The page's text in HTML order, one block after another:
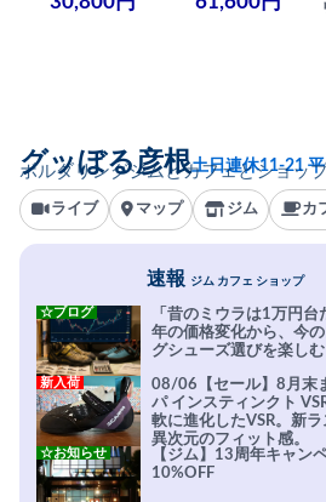
ボルダリングジムとカフェとショッ
グッぼる彦根土日連休11-21
ライブ マップ ジム カ
速報 ジム カフェ ショップ
「昔のミウラは1万円台
年の価格変化から、今
グシューズ選びを楽しむ
☆ブログ
08/06【セール】8月末
パ インスティンクト
軟に進化したVSR。新
異次元のフィット感。
新入荷
【ジム】13周年キャン
10%OFF
☆お知らせ